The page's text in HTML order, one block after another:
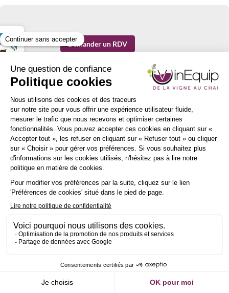
Demander un RDV
Envoyer un message
Demander un RDV
INSCRIPTIONNEWSLETTER